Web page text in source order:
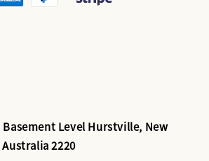
Basement Level Hurstville, New
2220